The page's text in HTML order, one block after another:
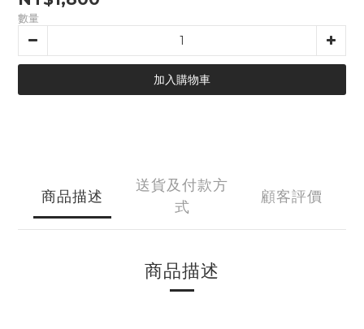
數量
加入購物車
商品描述
送貨及付款方
式
顧客評價
商品描述